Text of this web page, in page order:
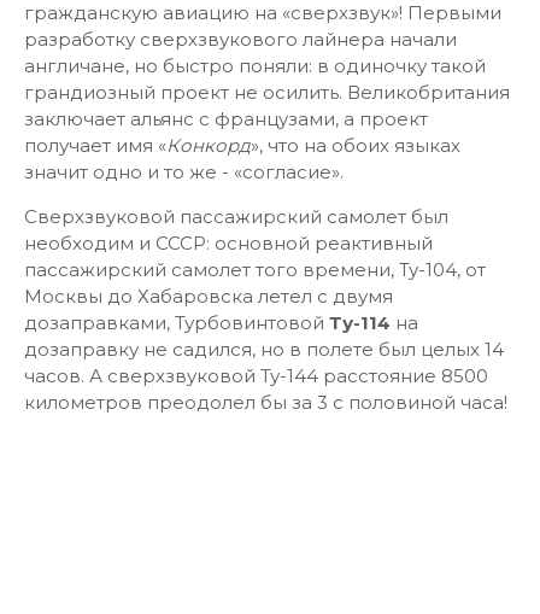
гражданскую авиацию на «сверхзвук»! Первыми
разработку сверхзвукового лайнера начали
англичане, но быстро поняли: в одиночку такой
грандиозный проект не осилить. Великобритания
заключает альянс с французами, а проект
получает имя «Конкорд», что на обоих языках
значит одно и то же - «согласие».
Сверхзвуковой пассажирский самолет был
необходим и СССР: основной реактивный
пассажирский самолет того времени, Ту-104, от
Москвы до Хабаровска летел с двумя
дозаправками, Турбовинтовой Ту-114 на
дозаправку не садился, но в полете был целых 14
часов. А сверхзвуковой Ту-144 расстояние 8500
километров преодолел бы за 3 с половиной часа!